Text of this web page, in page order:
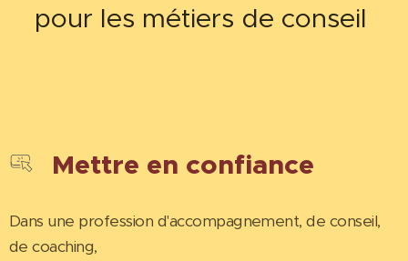
pour les métiers de conseil
Mettre en confiance
Dans une profession d'accompagnement, de conseil,
de coaching,